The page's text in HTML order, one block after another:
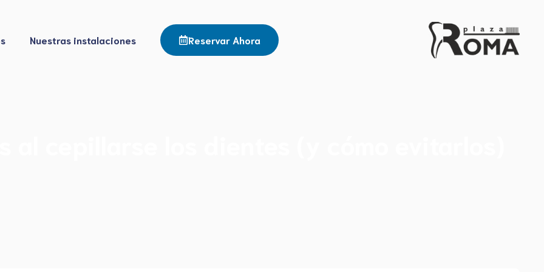
Nuestras instalaciones Reservar Ahora